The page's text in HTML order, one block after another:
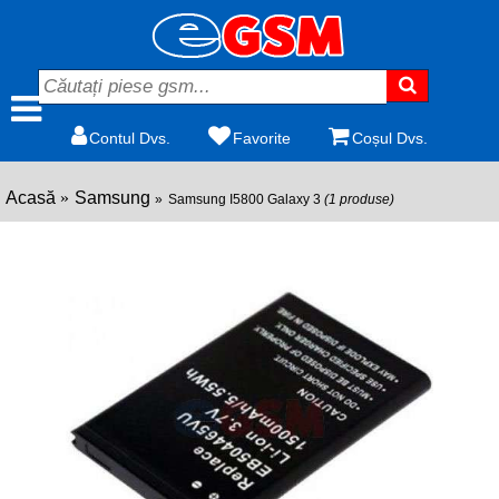
Contul Dvs. Favorite Coșul Dvs.
Acasă Samsung Samsung I5800 Galaxy 3 (1 produse)